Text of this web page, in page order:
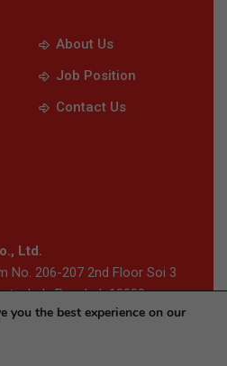
About Us
Job Position
Contact Us
Ltd.
No. 206-207 2nd Floor Soi 3
Bangkok 10900
All Rights Reserved
you the best experience on our